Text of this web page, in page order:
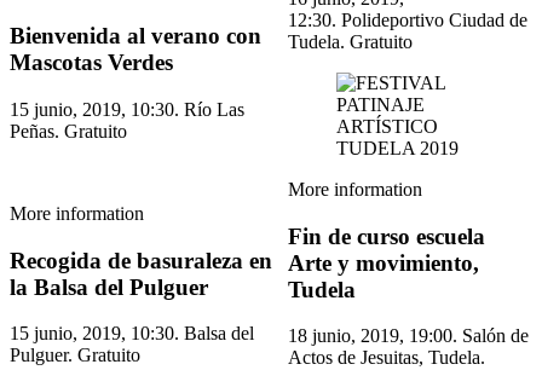
Bienvenida al verano con
Mascotas Verdes
15 junio, 2019, 10:30. Río Las
Peñas. Gratuito
More information
Recogida de basuraleza en
la Balsa del Pulguer
15 junio, 2019, 10:30. Balsa del
Pulguer. Gratuito
12:30. Polideportivo Ciudad de
Tudela. Gratuito
More information
Fin de curso escuela
Arte y movimiento,
Tudela
18 junio, 2019, 19:00. Salón de
Actos de Jesuitas, Tudela.